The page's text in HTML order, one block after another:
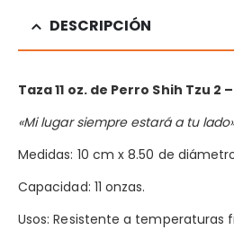
DESCRIPCIÓN
Taza 11 oz. de Perro Shih Tzu 2
«Mi lugar siempre estará a tu
Medidas: 10 cm x 8.50 de
Capacidad: 11 onzas.
Usos: Resistente a temperaturas